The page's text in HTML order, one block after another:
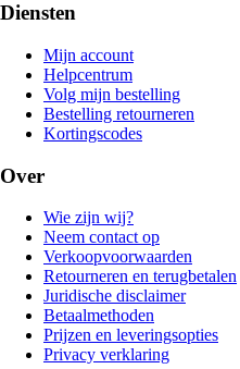
Diensten
Mijn account
Helpcentrum
Volg mijn bestelling
Bestelling retourneren
Kortingscodes
Over
Wie zijn wij?
Neem contact op
Verkoopvoorwaarden
Retourneren en terugbetalen
Juridische disclaimer
Betaalmethoden
Prijzen en leveringsopties
Privacy verklaring